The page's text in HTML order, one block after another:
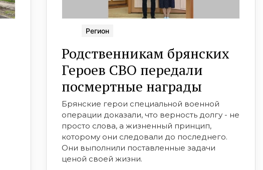
Регион
Родственникам брянских
Героев СВО передали
посмертные награды
Брянские герои специальной военной
операции доказали, что верность долгу - не
просто слова, а жизненный принцип,
которому они следовали до последнего.
Они выполнили поставленные задачи
ценой своей жизни.